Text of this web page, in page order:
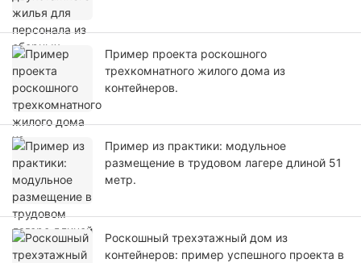
Пример проекта роскошного
трехкомнатного жилого дома из
контейнеров.
Пример из практики: модульное
размещение в трудовом лагере длиной 51
метр.
Роскошный трехэтажный дом из
контейнеров: пример успешного проекта в